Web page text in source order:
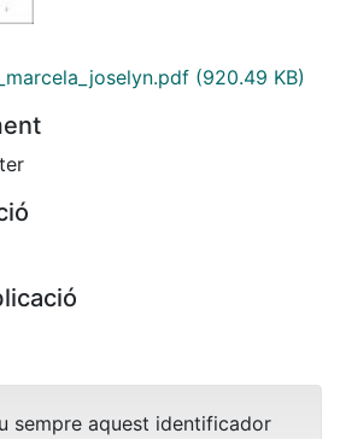
(920.49 KB)
sempre aquest identificador